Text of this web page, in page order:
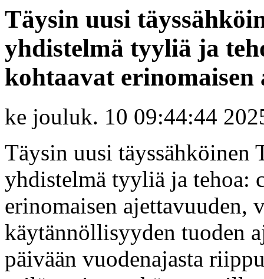
Täysin uusi
yhdistelmä tyyliä ja
kohtaavat erinomaisen
ke jouluk. 10 09:44:44
Täysin uusi täyssähköinen
yhdistelmä tyyliä ja tehoa:
erinomaisen ajettavuuden,
käytännöllisyyden tuoden
päivään vuodenajasta